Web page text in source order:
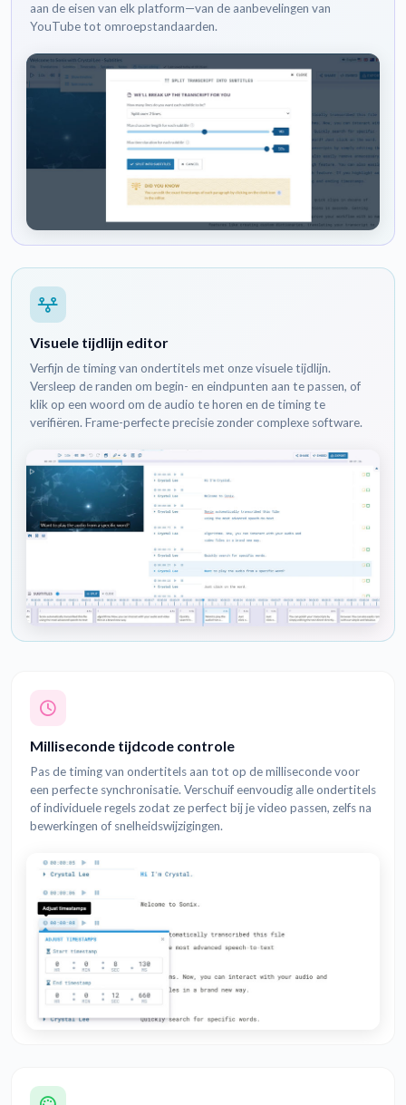
aan de eisen van elk platform—van de aanbevelingen van
YouTube tot omroepstandaarden.
Visuele tijdlijn editor
Verfijn de timing van ondertitels met onze visuele tijdlijn.
Versleep de randen om begin- en eindpunten aan te passen, of
klik op een woord om de audio te horen en de timing te
verifiëren. Frame-perfecte precisie zonder complexe software.
Milliseconde tijdcode controle
Pas de timing van ondertitels aan tot op de milliseconde voor
een perfecte synchronisatie. Verschuif eenvoudig alle ondertitels
of individuele regels zodat ze perfect bij je video passen, zelfs na
bewerkingen of snelheidswijzigingen.